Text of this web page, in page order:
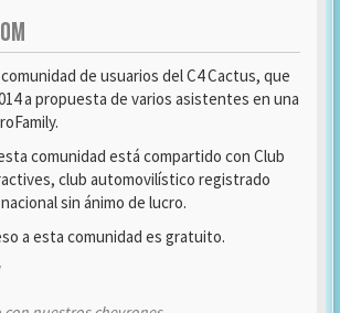
de usuarios del C4 Cactus, que
a propuesta de varios asistentes en una
comunidad está compartido con Club
club automovilístico registrado
sin ánimo de lucro.
a esta comunidad es gratuito.